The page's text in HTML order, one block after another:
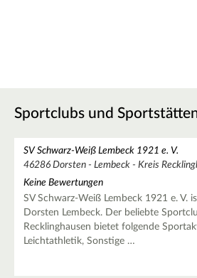
Sportclubs und
SV Schwarz-Weiß Lembeck 1921 e. V.
46286 Dorsten - Lembeck - Kreis
Keine Bewertungen
SV Schwarz-Weiß Lembeck 1921 e. V.
Dorsten Lembeck. Der beliebte
Recklinghausen bietet folgende
Leichtathletik, Sonstige …